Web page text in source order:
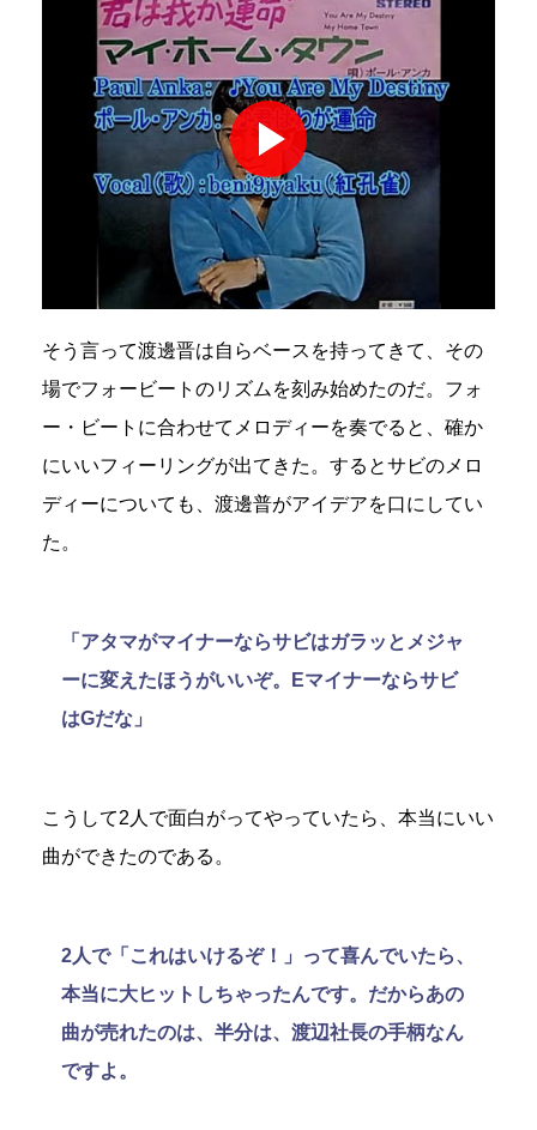
そう言って渡邊晋は自らベースを持ってきて、その
場でフォービートのリズムを刻み始めたのだ。フォ
ー・ビートに合わせてメロディーを奏でると、確か
にいいフィーリングが出てきた。するとサビのメロ
ディーについても、渡邊普がアイデアを口にしてい
た。
「アタマがマイナーならサビはガラッとメジャ
ーに変えたほうがいいぞ。Eマイナーならサビ
はGだな」
こうして2人で面白がってやっていたら、本当にいい
曲ができたのである。
2人で「これはいけるぞ！」って喜んでいたら、
本当に大ヒットしちゃったんです。だからあの
曲が売れたのは、半分は、渡辺社長の手柄なん
ですよ。